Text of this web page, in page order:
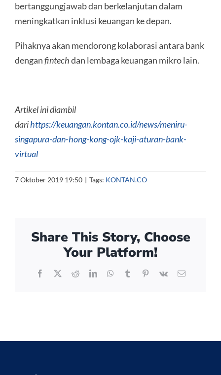
bertanggungjawab dan berkelanjutan dalam
meningkatkan inklusi keuangan ke depan.
Pihaknya akan mendorong kolaborasi antara bank
denganfintechdan lembaga keuangan mikro lain.
Artikel ini diambil
darihttps://keuangan.kontan.co.id/news/meniru-
singapura-dan-hong-kong-ojk-kaji-aturan-bank-
virtual
7 Oktober 2019 19:50 | Tags: KONTAN.CO
Share This Story, Choose
Your Platform!
Facebook
X RedditLinkedInWhatsApp
TumblrPinterest
Vk Email